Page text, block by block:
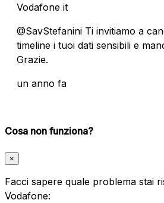
Vodafone it
@SavStefanini Ti invitiamo a
timeline i tuoi dati sensibili e
Grazie.
un anno fa
Cosa non funziona?
×
Facci sapere quale problema stai
Vodafone: